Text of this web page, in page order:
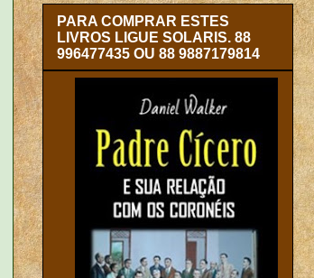
PARA COMPRAR ESTES
LIVROS LIGUE SOLARIS. 88
996477435 OU 88 9887179814